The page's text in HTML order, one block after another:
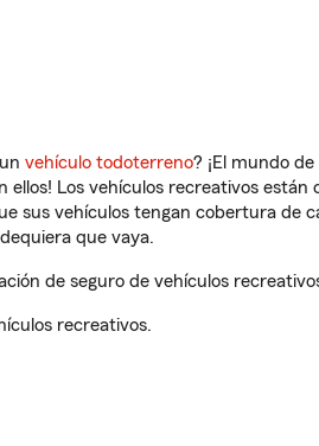
vehículo todoterreno? ¡El mundo
Los vehículos recreativos están
sus vehículos tengan cobertura de
que vaya.
de seguro de vehículos
recreativos.